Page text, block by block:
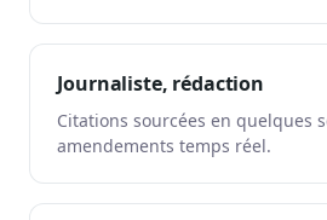
Journaliste, rédaction
Citations sourcées en quelques
amendements temps réel.